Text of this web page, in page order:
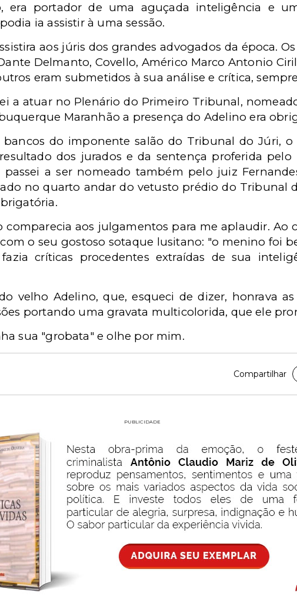
era portador de uma aguçada inteligência e
ia assistir à uma sessão.
aos júris dos grandes advogados da época.
Delmanto, Covello, Américo Marco Antonio
eram submetidos à sua análise e crítica,
a atuar no Plenário do Primeiro Tribunal,
Maranhão a presença do Adelino era
bancos do imponente salão do Tribunal do Júri,
dos jurados e da sentença proferida
a ser nomeado também pelo juiz
no quarto andar do vetusto prédio do Tribunal
aos julgamentos para me aplaudir. Ao
o seu gostoso sotaque lusitano: "o menino foi
críticas procedentes extraídas de sua
velho Adelino, que, esqueci de dizer, honrava
portando uma gravata multicolorida, que ele
sua "grobata" e olhe por mim.
Compartilhar
PUBLICIDADE